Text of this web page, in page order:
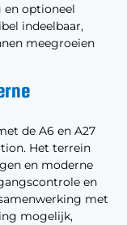
en optioneel
indeelbaar,
meegroeien
de A6 en A27
Het terrein
en moderne
en
met
mogelijk,